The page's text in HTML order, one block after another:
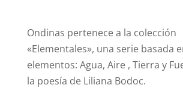
Ondinas pertenece a la colección
«Elementales», una serie basada
elementos: Agua, Aire , Tierra y
la poesía de Liliana Bodoc.